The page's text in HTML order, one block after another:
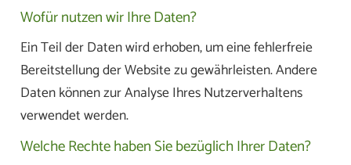
Wofür nutzen wir Ihre Daten?
Ein Teil der Daten wird erhoben, um eine fehlerfreie
Bereitstellung der Website zu gewährleisten. Andere
Daten können zur Analyse Ihres Nutzerverhaltens
verwendet werden.
Welche Rechte haben Sie bezüglich Ihrer Daten?